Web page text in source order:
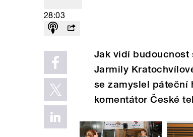
28:03
Jak vidí budoucnost
Jarmily
se zamyslel páteční
komentátor České